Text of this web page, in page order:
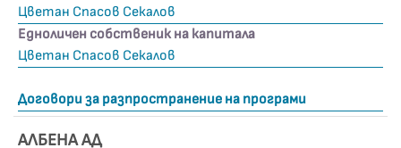
Цветан Спасов Секалов
Едноличен собственик на капитала
Цветан Спасов Секалов
Договори за разпространение на програми
АЛБЕНА АД